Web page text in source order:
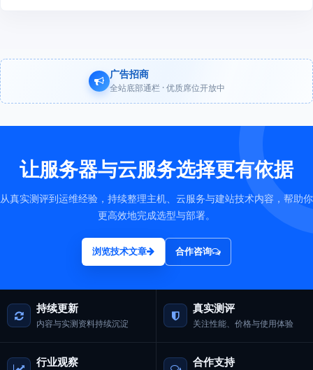
广告招商
全站底部通栏 · 优质席位开放中
让服务器与云服务选择更有依据
从真实测评到运维经验，持续整理主机、云服务与建站技术内容，帮助你
更高效地完成选型与部署。
浏览技术文章 合作咨询
持续更新
内容与实测资料持续沉淀
真实测评
关注性能、价格与使用体验
行业观察 合作支持